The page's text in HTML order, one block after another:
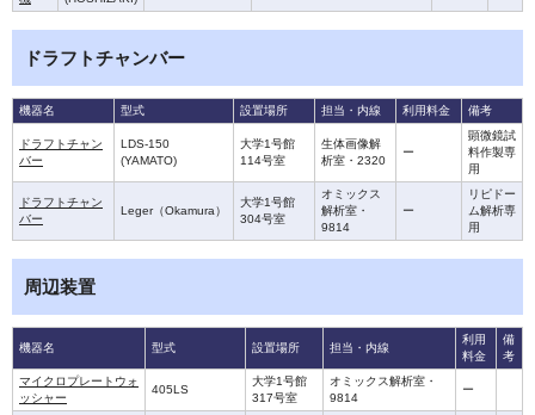
ドラフトチャンバー
機器名 型式 設置場所 担当・内線 利用料金 備考
ドラフトチャン
バー
LDS-150
(YAMATO)
大学1号館
114号室
生体画像解
析室・2320
ー
顕微鏡試
料作製専
用
ドラフトチャン
バー
Leger（Okamura）
大学1号館
304号室
オミックス
解析室・
9814
ー
リピドー
ム解析専
用
周辺装置
機器名 型式 設置場所 担当・内線
利用
料金
備
考
マイクロプレートウォ
ッシャー
405LS
大学1号館
317号室
オミックス解析室・
9814
ー